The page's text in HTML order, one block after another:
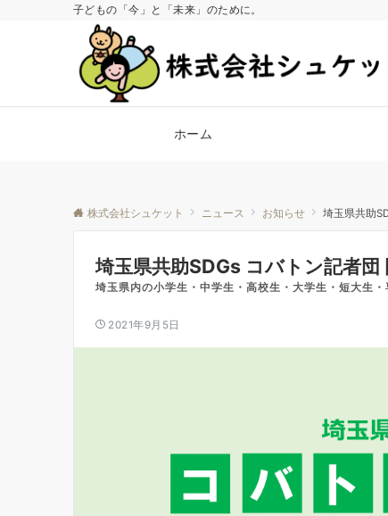
子どもの「今」と「未来」のために。
ホーム
株式会社シュケット ニュース お知らせ 埼玉県共助
埼玉県共助SDGs コバトン記者
埼玉県内の小学生・中学生・高校生・大学生・短大生
2021年9月5日